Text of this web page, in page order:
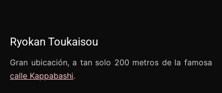
Ryokan Toukaisou
Gran ubicación, a tan solo 200 metros de la famosa
calle Kappabashi.